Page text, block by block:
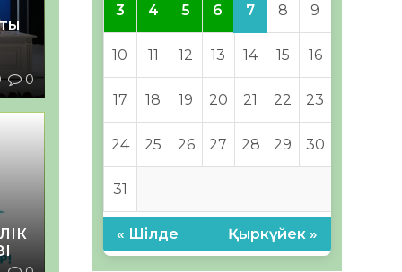
0
3 4 5 6 7 8 9
10 11 12 13 14 15 16
17 18 19 20 21 22 23
24 25 26 27 28 29 30
31
« Шілде Қыркүйек »